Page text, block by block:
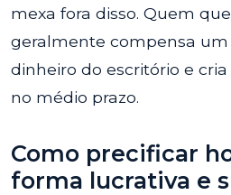
mexa fora disso. Quem
geralmente compensa
dinheiro do escritório e
no médio prazo.
Como precificar
forma lucrativa e